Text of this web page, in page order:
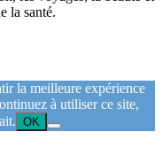
la santé.
la meilleure expérience
à utiliser ce site,
OK